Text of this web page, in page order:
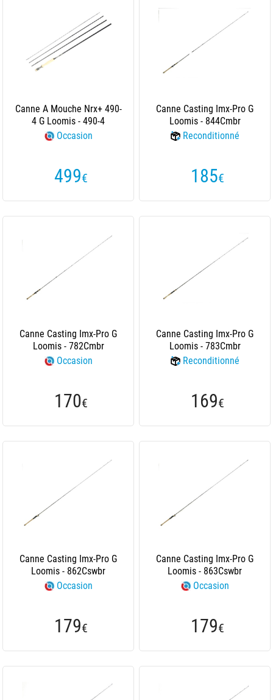
Canne A Mouche Nrx+ 490-
4 G Loomis - 490-4
Occasion
499€
Canne Casting Imx-Pro G
Loomis - 844Cmbr
Reconditionné
185€
Canne Casting Imx-Pro G
Loomis - 782Cmbr
Occasion
170€
Canne Casting Imx-Pro G
Loomis - 783Cmbr
Reconditionné
169€
Canne Casting Imx-Pro G
Loomis - 862Cswbr
Occasion
179€
Canne Casting Imx-Pro G
Loomis - 863Cswbr
Occasion
179€